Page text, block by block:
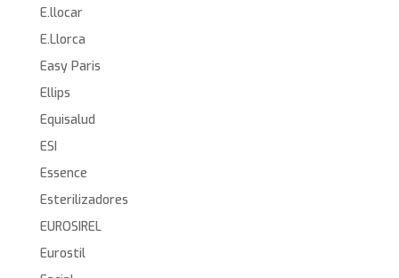
E.llocar
E.Llorca
Easy Paris
Ellips
Equisalud
ESI
Essence
Esterilizadores
EUROSIREL
Eurostil